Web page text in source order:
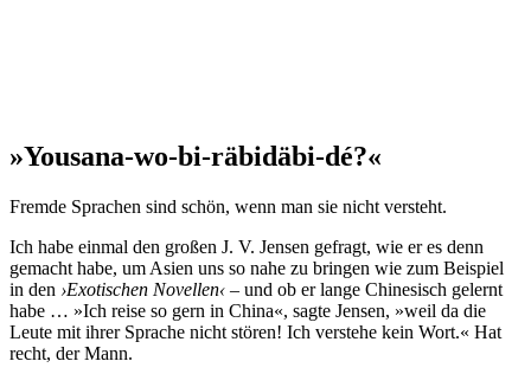
»Yousana-wo-bi-räbidäbi-dé?«
Fremde Sprachen sind schön, wenn man sie nicht versteht.
Ich habe einmal den großen J. V. Jensen gefragt, wie er es denn
gemacht habe, um Asien uns so nahe zu bringen wie zum Beispiel
in den ›Exotischen Novellen‹ – und ob er lange Chinesisch gelernt
habe … »Ich reise so gern in China«, sagte Jensen, »weil da die
Leute mit ihrer Sprache nicht stören! Ich verstehe kein Wort.« Hat
recht, der Mann.